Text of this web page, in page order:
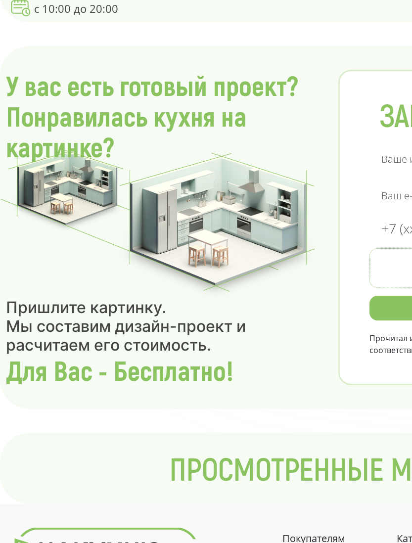
с 10:00 до 20:00
У вас есть готовый проект?
Понравилась кухня на
картинке?
Пришлите картинку.
Мы составим дизайн-проект и
расчитаем его стоимость.
Для Вас - Бесплатно!
Прочитал
ПРОСМОТРЕННЫЕ
Покупателям